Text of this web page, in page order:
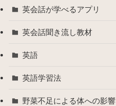
英会話が学べるアプリ
英会話聞き流し教材
英語
英語学習法
野菜不足による体への影響